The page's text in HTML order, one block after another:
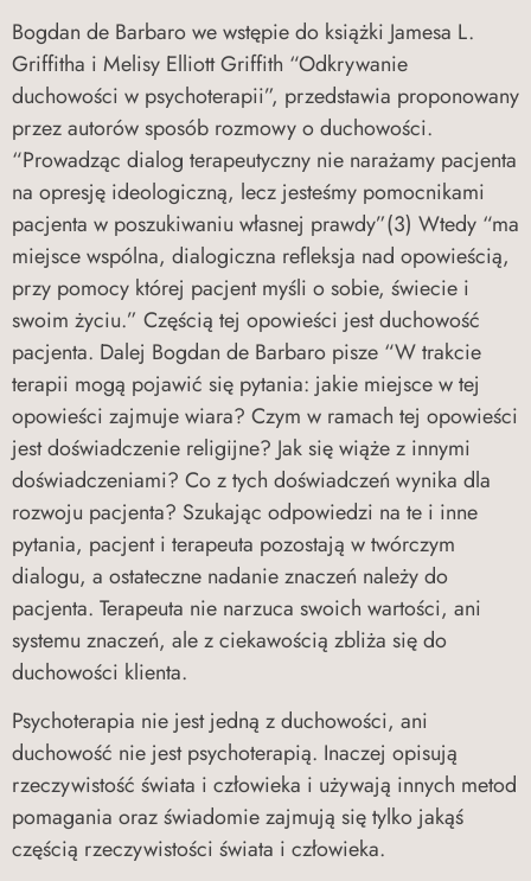
Bogdan de Barbaro we wstępie do książki Jamesa L.
Griffitha i Melisy Elliott Griffith “Odkrywanie
duchowości w psychoterapii”, przedstawia proponowany
przez autorów sposób rozmowy o duchowości.
“Prowadząc dialog terapeutyczny nie narażamy pacjenta
na opresję ideologiczną, lecz jesteśmy pomocnikami
pacjenta w poszukiwaniu własnej prawdy”(3) Wtedy “ma
miejsce wspólna, dialogiczna refleksja nad opowieścią,
przy pomocy której pacjent myśli o sobie, świecie i
swoim życiu.” Częścią tej opowieści jest duchowość
pacjenta. Dalej Bogdan de Barbaro pisze “W trakcie
terapii mogą pojawić się pytania: jakie miejsce w tej
opowieści zajmuje wiara? Czym w ramach tej opowieści
jest doświadczenie religijne? Jak się wiąże z innymi
doświadczeniami? Co z tych doświadczeń wynika dla
rozwoju pacjenta? Szukając odpowiedzi na te i inne
pytania, pacjent i terapeuta pozostają w twórczym
dialogu, a ostateczne nadanie znaczeń należy do
pacjenta. Terapeuta nie narzuca swoich wartości, ani
systemu znaczeń, ale z ciekawością zbliża się do
duchowości klienta.
Psychoterapia nie jest jedną z duchowości, ani
duchowość nie jest psychoterapią. Inaczej opisują
rzeczywistość świata i człowieka i używają innych metod
pomagania oraz świadomie zajmują się tylko jakąś
częścią rzeczywistości świata i człowieka.